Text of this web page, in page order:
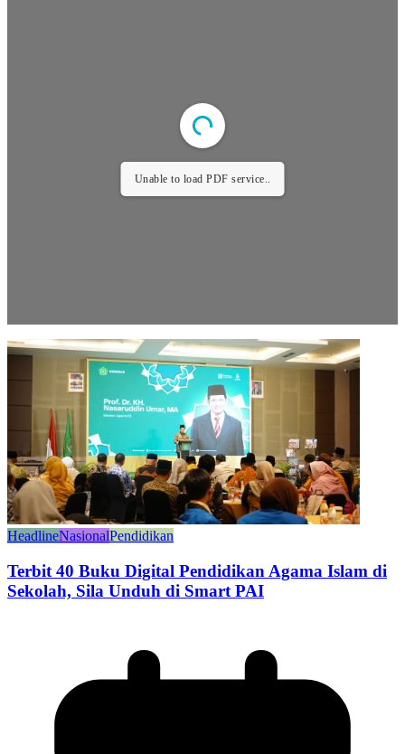
Unable to load PDF service..
HeadlineNasionalPendidikan
Terbit 40 Buku Digital Pendidikan Agama Islam di
Sekolah, Sila Unduh di Smart PAI